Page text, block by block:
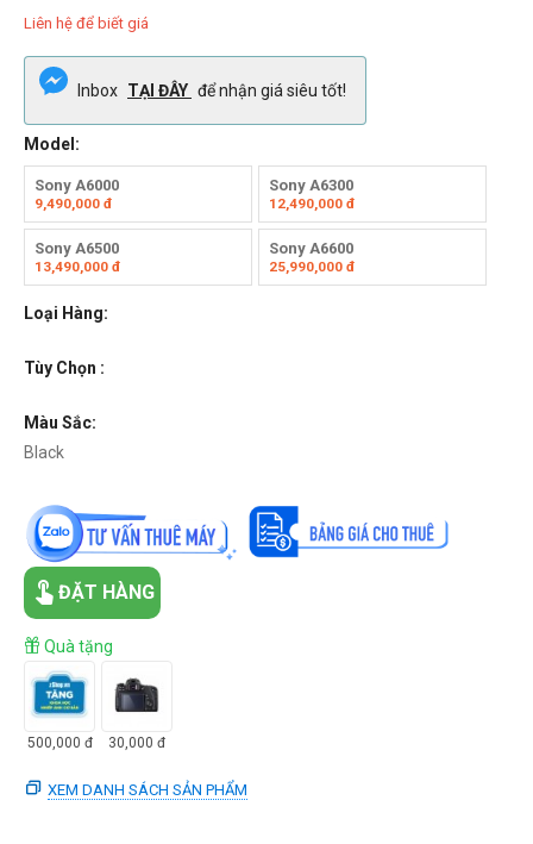
Liên hệ để biết giá
Inbox TẠI ĐÂY để nhận giá siêu tốt!
Model:
Sony A6000
9,490,000 đ
Sony A6300
12,490,000đ
Sony A6500
13,490,000 đ
Sony A6600
25,990,000đ
Loại Hàng:
Tùy Chọn :
Màu Sắc:
Black
ĐẶT HÀNG
Quà tặng
500,000 đ 30,000 đ
XEM DANH SÁCH SẢN PHẨM